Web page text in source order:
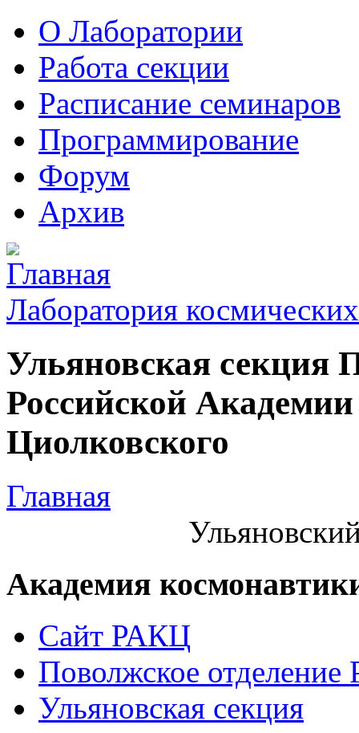
О Лаборатории
Работа секции
Расписание семинаров
Программирование
Форум
Архив
Лаборатория
Ульяновская секция
Российской
Циолковского
Главная
Академия
Сайт РАКЦ
Поволжское
Ульяновская секция